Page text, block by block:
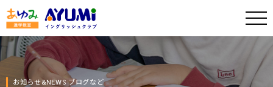
お知らせ&NEWS ブログなど